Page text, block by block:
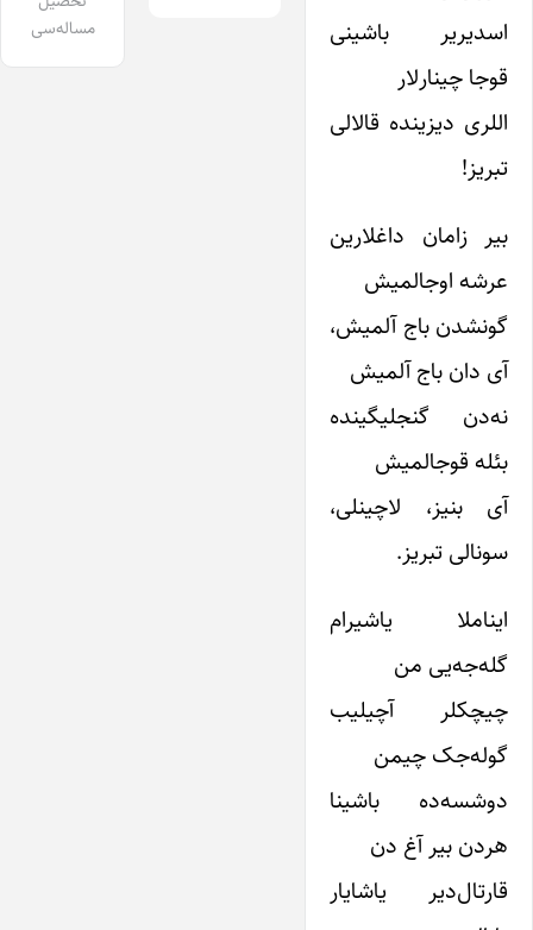
اسدیریر باشینی
قوجا چینارلار
اللری دیزینده قالالی
تبریز!
بیر زامان داغلارین
عرشه اوجالمیش
گونشدن باج آلمیش،
آی دان باج آلمیش
نه‌دن گنجلیگینده
بئله قوجالمیش
آی بنیز، لاچینلی،
سونالی تبریز.
ایناملا یاشیرام
گله‌جه‌یی من
چیچکلر آچیلیب
گوله‌جک چیمن
دوشسه‌ده باشینا
هردن بیر آغ دن
قارتال‌دیر یاشایار
مساله‌سی